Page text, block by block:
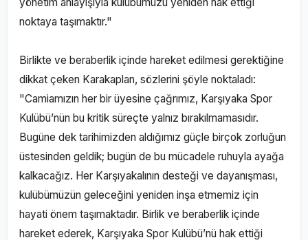
noktaya taşımaktır."
Birlikte ve beraberlik içinde hareket edilmesi gerektiğine
dikkat çeken Karakaplan, sözlerini şöyle noktaladı:
"Camiamızın her bir üyesine çağrımız, Karşıyaka Spor
Kulübü’nün bu kritik süreçte yalnız bırakılmamasıdır.
Bugüne dek tarihimizden aldığımız güçle birçok zorluğun
üstesinden geldik; bugün de bu mücadele ruhuyla ayağa
kalkacağız. Her Karşıyakalının desteği ve dayanışması,
kulübümüzün geleceğini yeniden inşa etmemiz için
hayati önem taşımaktadır. Birlik ve beraberlik içinde
hareket ederek, Karşıyaka Spor Kulübü’nü hak ettiği